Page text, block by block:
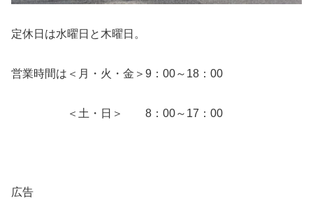
定休日は水曜日と木曜日。
営業時間は＜月・火・金＞9：00～18：00
＜土・日＞ 8：00～17：00
広告